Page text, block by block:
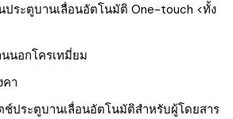
ประตูบานเลื่อนอัตโนมัติ One-touch <ทั้ง
นอกโครเทมี่ยม
คา
ช์ประตูบานเลื่อนอัตโนมัติสำหรับผู้โดยสาร